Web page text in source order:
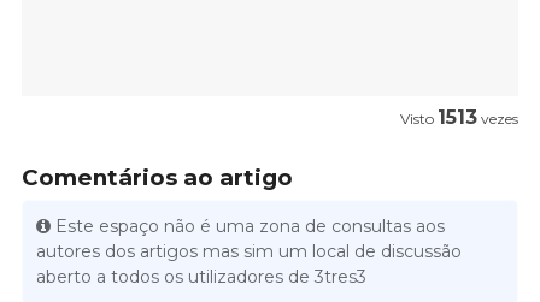
Visto 1513 vezes
Comentários ao artigo
Este espaço não é uma zona de consultas aos
autores dos artigos mas sim um local de discussão
aberto a todos os utilizadores de 3tres3